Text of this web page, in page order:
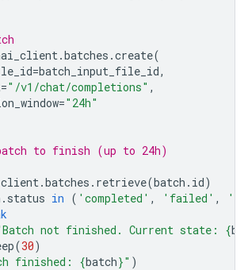
.batches .create(
=batch_input_file_id,
="/v1/chat/completions" ,
="24h"
to finish (up to 24h)
client.batches . retrieve(batch . id)
. status in ( 'completed' , 'failed' ,
not finished. Current state: {
(30)
finished: {batch}" )